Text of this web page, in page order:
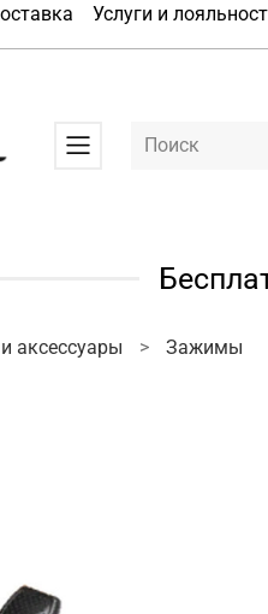
Услуги и
аксессуары Зажимы